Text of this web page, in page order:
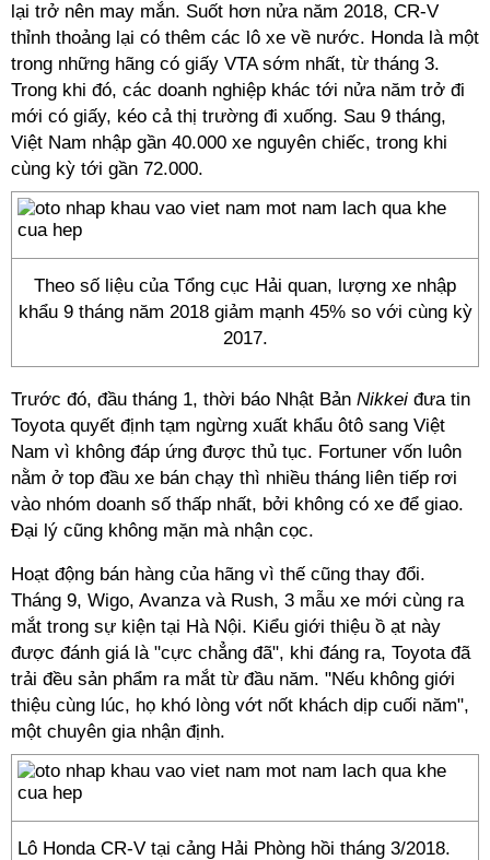
lại trở nên may mắn. Suốt hơn nửa năm 2018, CR-V
thỉnh thoảng lại có thêm các lô xe về nước. Honda là một
trong những hãng có giấy VTA sớm nhất, từ tháng 3.
Trong khi đó, các doanh nghiệp khác tới nửa năm trở đi
mới có giấy, kéo cả thị trường đi xuống. Sau 9 tháng,
Việt Nam nhập gần 40.000 xe nguyên chiếc, trong khi
cùng kỳ tới gần 72.000.
Theo số liệu của Tổng cục Hải quan, lượng xe nhập
khẩu 9 tháng năm 2018 giảm mạnh 45% so với cùng kỳ
2017.
Trước đó, đầu tháng 1, thời báo Nhật Bản Nikkei đưa tin
Toyota quyết định tạm ngừng xuất khẩu ôtô sang Việt
Nam vì không đáp ứng được thủ tục. Fortuner vốn luôn
nằm ở top đầu xe bán chạy thì nhiều tháng liên tiếp rơi
vào nhóm doanh số thấp nhất, bởi không có xe để giao.
Đại lý cũng không mặn mà nhận cọc.
Hoạt động bán hàng của hãng vì thế cũng thay đổi.
Tháng 9, Wigo, Avanza và Rush, 3 mẫu xe mới cùng ra
mắt trong sự kiện tại Hà Nội. Kiểu giới thiệu ồ ạt này
được đánh giá là "cực chẳng đã", khi đáng ra, Toyota đã
trải đều sản phẩm ra mắt từ đầu năm. "Nếu không giới
thiệu cùng lúc, họ khó lòng vớt nốt khách dịp cuối năm",
một chuyên gia nhận định.
Lô Honda CR-V tại cảng Hải Phòng hồi tháng 3/2018.